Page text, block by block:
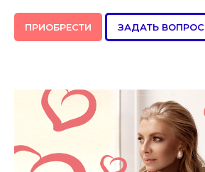
ПРИОБРЕСТИ ЗАДАТЬ ВОПРОС